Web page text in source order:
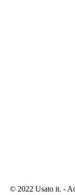
© 2022 Usato it. -